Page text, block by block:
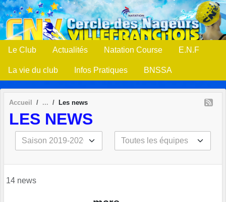
Le Club Actualités Natation Course E.N.F
La vie du club Infos Pratiques BNSSA
Accueil Les news
LES NEWS
14 news
Panneau de gestion des cookies